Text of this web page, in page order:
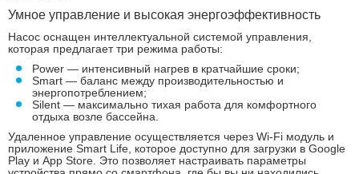
Умное управление и высокая энергоэффективность
Насос оснащен интеллектуальной системой управления,
которая предлагает три режима работы:
Power — интенсивный нагрев в кратчайшие сроки;
Smart — баланс между производительностью и
энергопотреблением;
Silent — максимально тихая работа для комфортного
отдыха возле бассейна.
Удаленное управление осуществляется через Wi-Fi модуль и
приложение Smart Life, которое доступно для загрузки в Google
Play и App Store. Это позволяет настраивать параметры